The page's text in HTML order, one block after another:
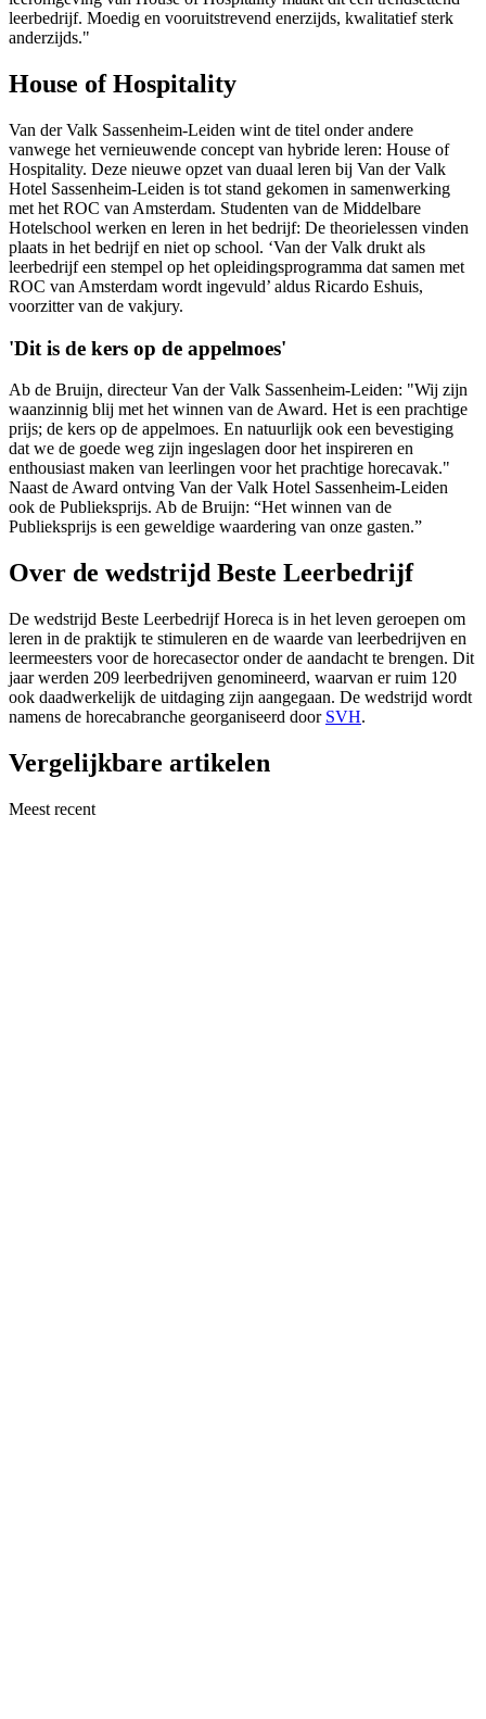
leerbedrijf. Moedig en vooruitstrevend enerzijds, kwalitatief sterk
anderzijds."
House of Hospitality
Van der Valk Sassenheim-Leiden wint de titel onder andere
vanwege het vernieuwende concept van hybride leren: House of
Hospitality. Deze nieuwe opzet van duaal leren bij Van der Valk
Hotel Sassenheim-Leiden is tot stand gekomen in samenwerking
met het ROC van Amsterdam. Studenten van de Middelbare
Hotelschool werken en leren in het bedrijf: De theorielessen vinden
plaats in het bedrijf en niet op school. ‘Van der Valk drukt als
leerbedrijf een stempel op het opleidingsprogramma dat samen met
ROC van Amsterdam wordt ingevuld’ aldus Ricardo Eshuis,
voorzitter van de vakjury.
'Dit is de kers op de appelmoes'
Ab de Bruijn, directeur Van der Valk Sassenheim-Leiden: "Wij zijn
waanzinnig blij met het winnen van de Award. Het is een prachtige
prijs; de kers op de appelmoes. En natuurlijk ook een bevestiging
dat we de goede weg zijn ingeslagen door het inspireren en
enthousiast maken van leerlingen voor het prachtige horecavak."
Naast de Award ontving Van der Valk Hotel Sassenheim-Leiden
ook de Publieksprijs. Ab de Bruijn: “Het winnen van de
Publieksprijs is een geweldige waardering van onze gasten.”
Over de wedstrijd Beste Leerbedrijf
De wedstrijd Beste Leerbedrijf Horeca is in het leven geroepen om
leren in de praktijk te stimuleren en de waarde van leerbedrijven en
leermeesters voor de horecasector onder de aandacht te brengen. Dit
jaar werden 209 leerbedrijven genomineerd, waarvan er ruim 120
ook daadwerkelijk de uitdaging zijn aangegaan. De wedstrijd wordt
namens de horecabranche georganiseerd door SVH.
Vergelijkbare artikelen
Meest recent